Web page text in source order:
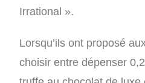
Irrational ».
Lorsqu’ils ont proposé
choisir entre dépenser